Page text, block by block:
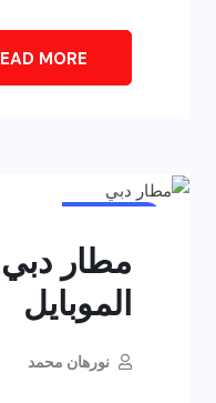
MORE
مطار
الموبايل
نورهان محمد